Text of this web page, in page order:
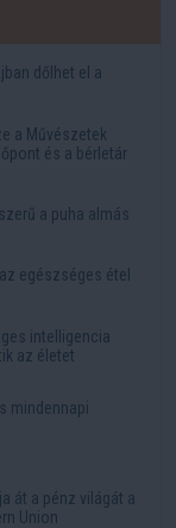
dőlhet el a
a Művészetek
és a bérletár
a puha almás
egészséges étel
intelligencia
az életet
mindennapi
át a pénz világát a
Union